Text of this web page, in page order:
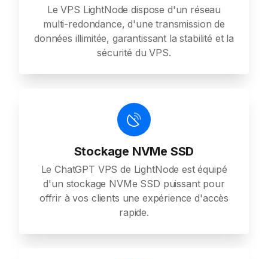
Le VPS LightNode dispose d'un réseau
multi-redondance, d'une transmission de
données illimitée, garantissant la stabilité et la
sécurité du VPS.
Stockage NVMe SSD
Le ChatGPT VPS de LightNode est équipé
d'un stockage NVMe SSD puissant pour
offrir à vos clients une expérience d'accès
rapide.